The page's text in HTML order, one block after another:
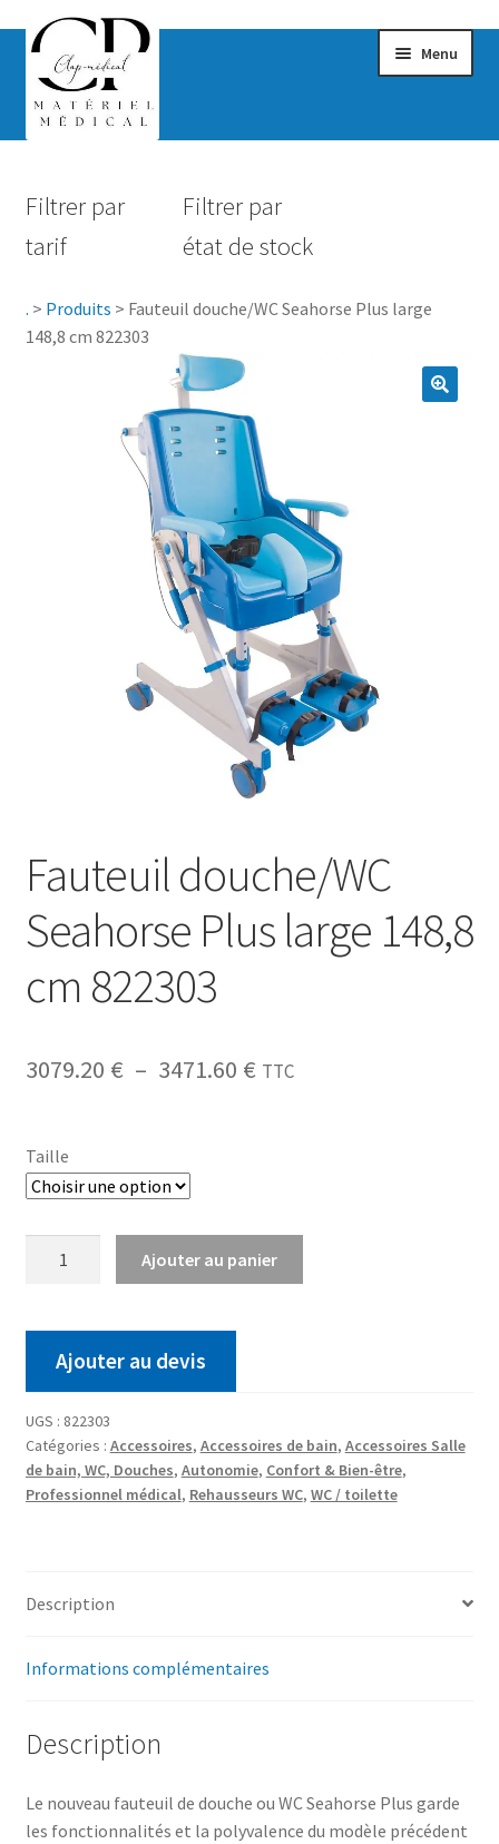
Menu
Hygiène
Accessoires Salle de bain
Vêtements & Chaussures
Filtrer par
tarif
Filtrer par
état de stock
. > Produits > Fauteuil douche/WC Seahorse Plus large
148,8 cm 822303
Fauteuil douche/WC
Seahorse Plus large 148,8
cm 822303
3079.20 € – 3471.60 € TTC
Taille
Ajouter au panier
Ajouter au devis
UGS : 822303
Catégories : Accessoires, Accessoires de bain, Accessoires Salle
de bain, WC, Douches, Autonomie, Confort & Bien-être,
Professionnel médical, Rehausseurs WC, WC / toilette
Description
Informations complémentaires
Description
Le nouveau fauteuil de douche ou WC Seahorse Plus garde
les fonctionnalités et la polyvalence du modèle précédent